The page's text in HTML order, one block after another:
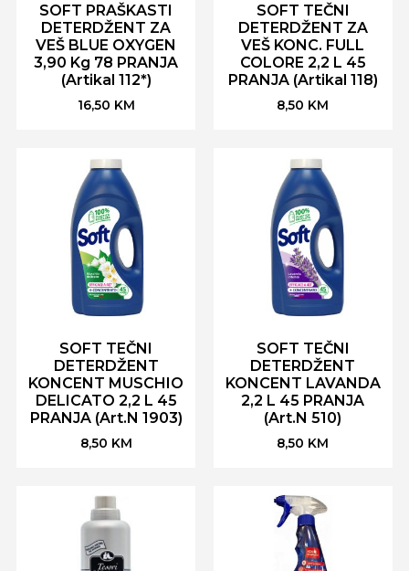
SOFT PRAŠKASTI
DETERDŽENT ZA
VEŠ BLUE OXYGEN
3,90 Kg 78 PRANJA
(Artikal 112*)
16,50 KM
SOFT TEČNI
DETERDŽENT ZA
VEŠ KONC. FULL
COLORE 2,2 L 45
PRANJA (Artikal 118)
8,50 KM
SOFT TEČNI
DETERDŽENT
KONCENT MUSCHIO
DELICATO 2,2 L 45
PRANJA (Art.N 1903)
8,50 KM
SOFT TEČNI
DETERDŽENT
KONCENT LAVANDA
2,2 L 45 PRANJA
(Art.N 510)
8,50 KM